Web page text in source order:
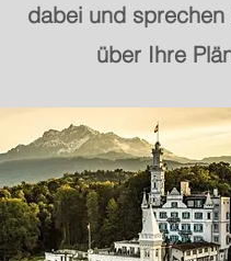
dabei und sprechen
über Ihre